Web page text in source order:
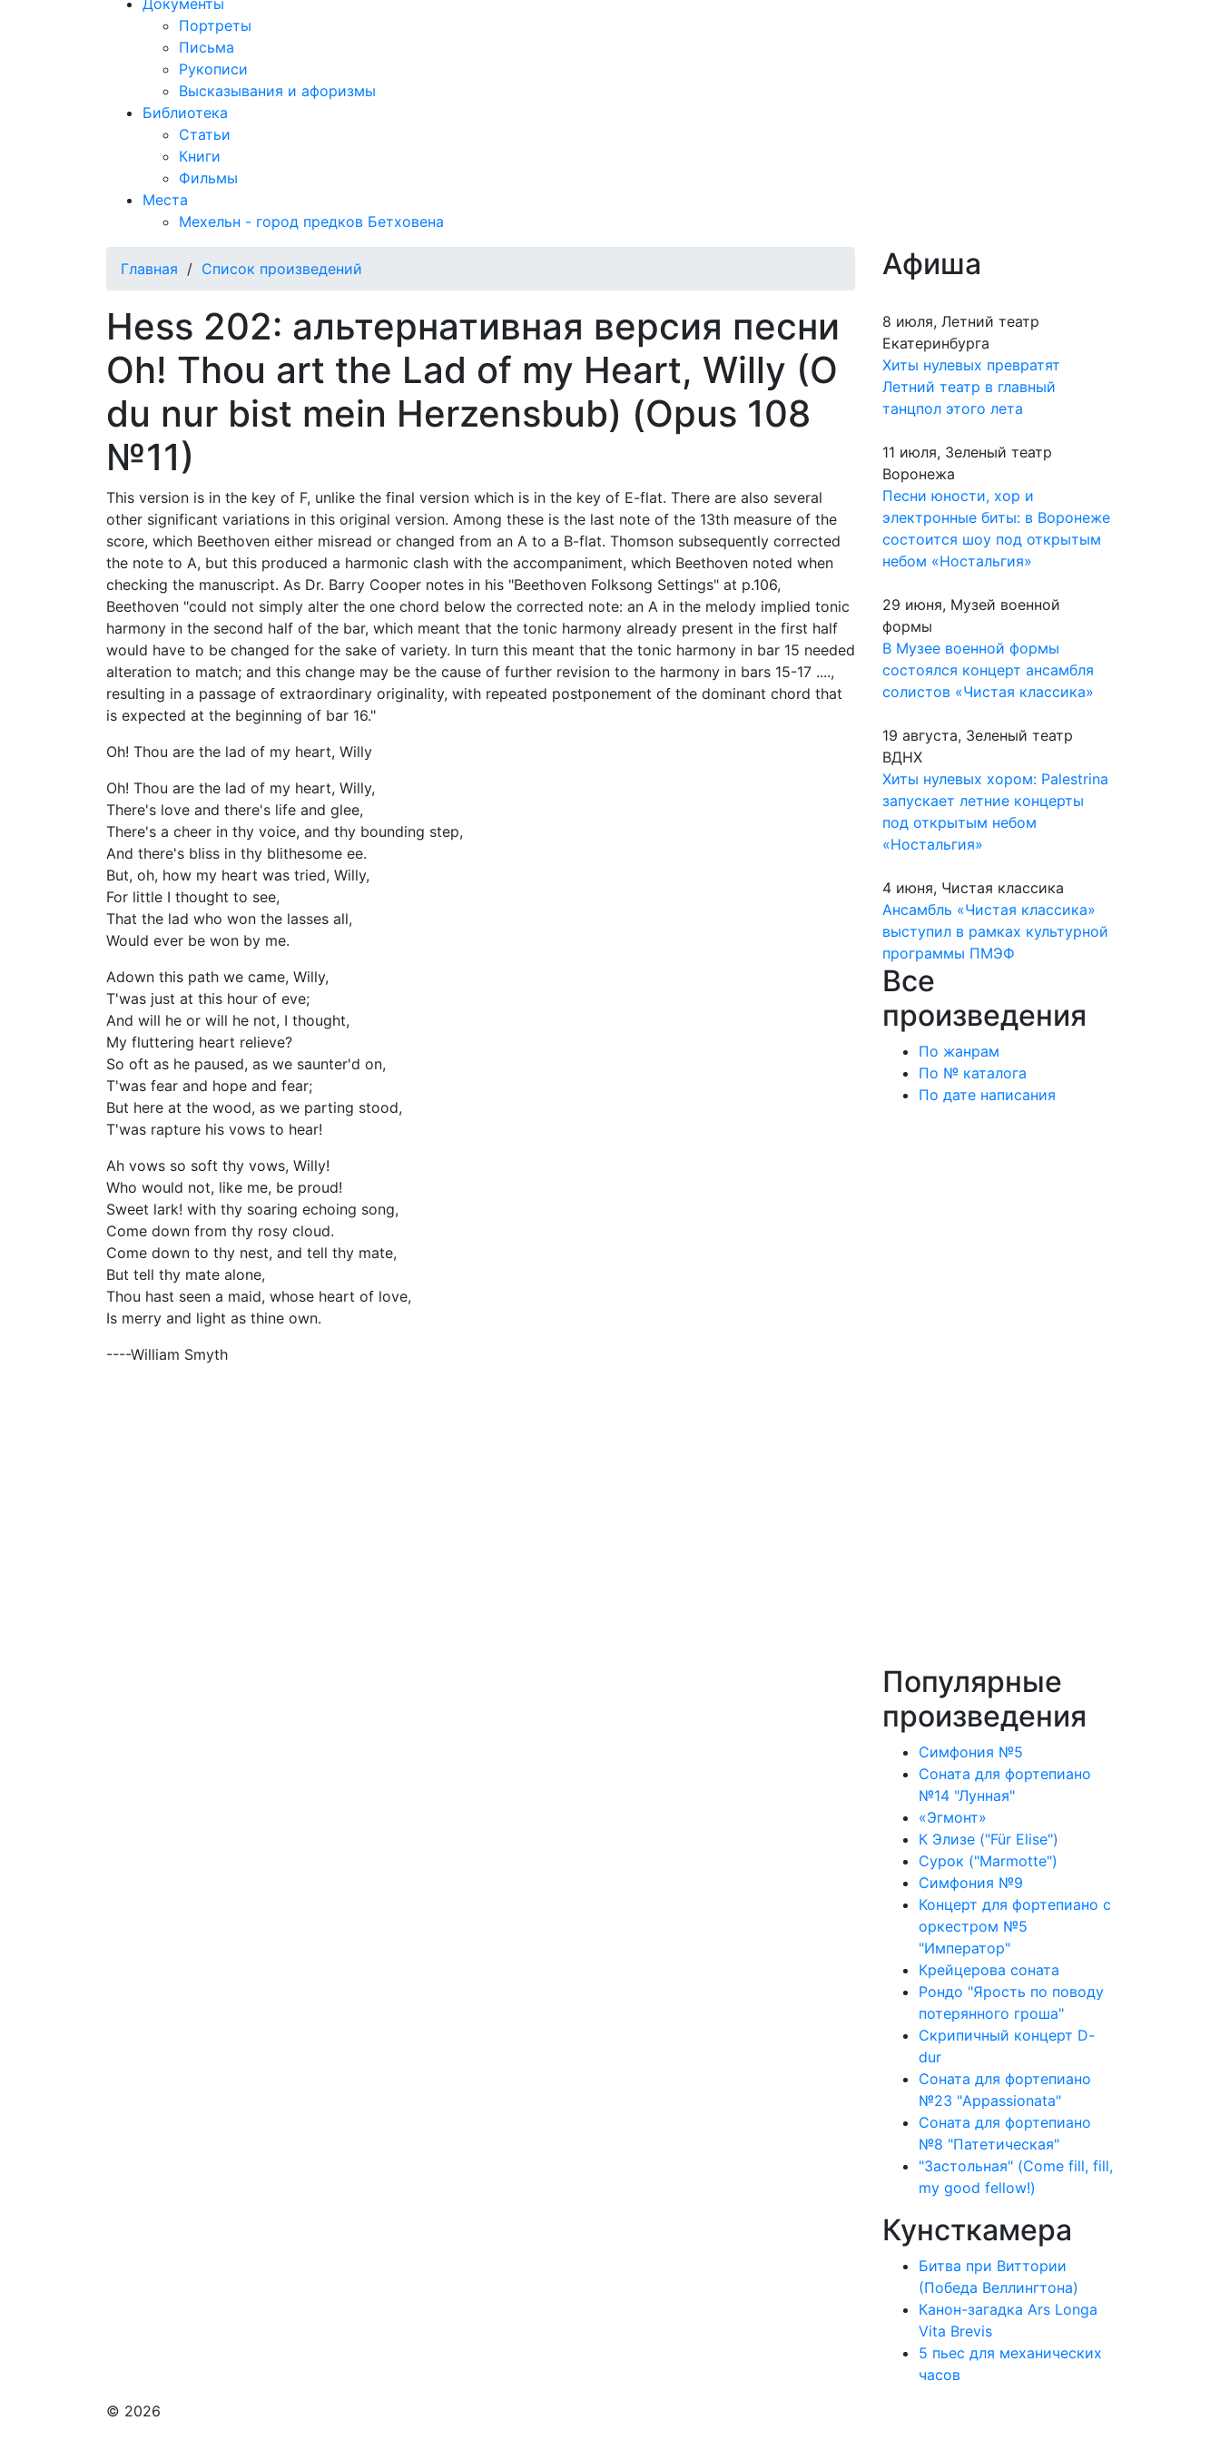
Документы
Портреты
Письма
Рукописи
Высказывания и афоризмы
Библиотека
Статьи
Книги
Фильмы
Места
Мехельн - город предков Бетховена
Главная / Список произведений
Hess 202: альтернативная версия песни
Oh! Thou art the Lad of my Heart, Willy (O
du nur bist mein Herzensbub) (Opus 108
№11)
This version is in the key of F, unlike the final version which is in the key of E-flat. There are also several
other significant variations in this original version. Among these is the last note of the 13th measure of the
score, which Beethoven either misread or changed from an A to a B-flat. Thomson subsequently corrected
the note to A, but this produced a harmonic clash with the accompaniment, which Beethoven noted when
checking the manuscript. As Dr. Barry Cooper notes in his "Beethoven Folksong Settings" at p.106,
Beethoven "could not simply alter the one chord below the corrected note: an A in the melody implied tonic
harmony in the second half of the bar, which meant that the tonic harmony already present in the first half
would have to be changed for the sake of variety. In turn this meant that the tonic harmony in bar 15 needed
alteration to match; and this change may be the cause of further revision to the harmony in bars 15-17 ....,
resulting in a passage of extraordinary originality, with repeated postponement of the dominant chord that
is expected at the beginning of bar 16."
Oh! Thou are the lad of my heart, Willy
Oh! Thou are the lad of my heart, Willy,
There's love and there's life and glee,
There's a cheer in thy voice, and thy bounding step,
And there's bliss in thy blithesome ee.
But, oh, how my heart was tried, Willy,
For little I thought to see,
That the lad who won the lasses all,
Would ever be won by me.
Adown this path we came, Willy,
T'was just at this hour of eve;
And will he or will he not, I thought,
My fluttering heart relieve?
So oft as he paused, as we saunter'd on,
T'was fear and hope and fear;
But here at the wood, as we parting stood,
T'was rapture his vows to hear!
Ah vows so soft thy vows, Willy!
Who would not, like me, be proud!
Sweet lark! with thy soaring echoing song,
Come down from thy rosy cloud.
Come down to thy nest, and tell thy mate,
But tell thy mate alone,
Thou hast seen a maid, whose heart of love,
Is merry and light as thine own.
----William Smyth
Афиша
8 июля, Летний театр
Екатеринбурга
Хиты нулевых превратят
Летний театр в главный
танцпол этого лета
11 июля, Зеленый театр
Воронежа
Песни юности, хор и
электронные биты: в Воронеже
состоится шоу под открытым
небом «Ностальгия»
29 июня, Музей военной
формы
В Музее военной формы
состоялся концерт ансамбля
солистов «Чистая классика»
19 августа, Зеленый театр
ВДНХ
Хиты нулевых хором: Palestrina
запускает летние концерты
под открытым небом
«Ностальгия»
4 июня, Чистая классика
Ансамбль «Чистая классика»
выступил в рамках культурной
программы ПМЭФ
Все
произведения
По жанрам
По № каталога
По дате написания
Популярные
произведения
Симфония №5
Соната для фортепиано
№14 "Лунная"
«Эгмонт»
К Элизе ("Für Elise")
Сурок ("Marmotte")
Симфония №9
Концерт для фортепиано с
оркестром №5
"Император"
Крейцерова соната
Рондо "Ярость по поводу
потерянного гроша"
Скрипичный концерт D-
dur
Соната для фортепиано
№23 "Appassionata"
Соната для фортепиано
№8 "Патетическая"
"Застольная" (Come fill, fill,
my good fellow!)
Кунсткамера
Битва при Виттории
(Победа Веллингтона)
Канон-загадка Ars Longa
Vita Brevis
5 пьес для механических
часов
© 2026